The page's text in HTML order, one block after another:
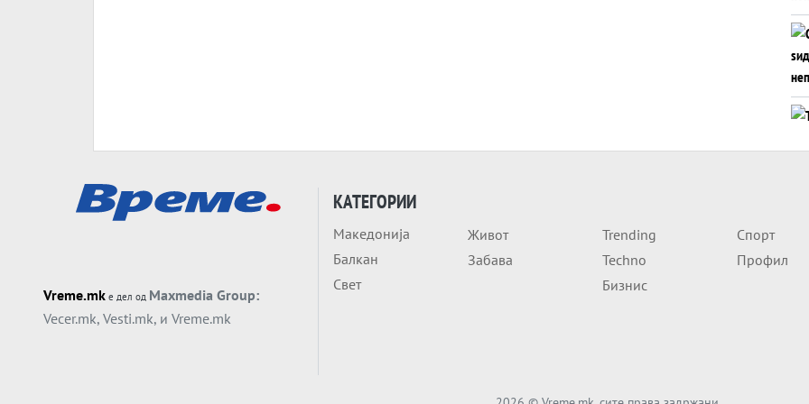
Vreme.mk е дел од Maxmedia Group:
Vecer.mk, Vesti.mk, и Vreme.mk
КАТЕГОРИИ
Македонија
Балкан
Свет
Живот
Забава
Trending
Techno
Бизнис
Спорт
Профил